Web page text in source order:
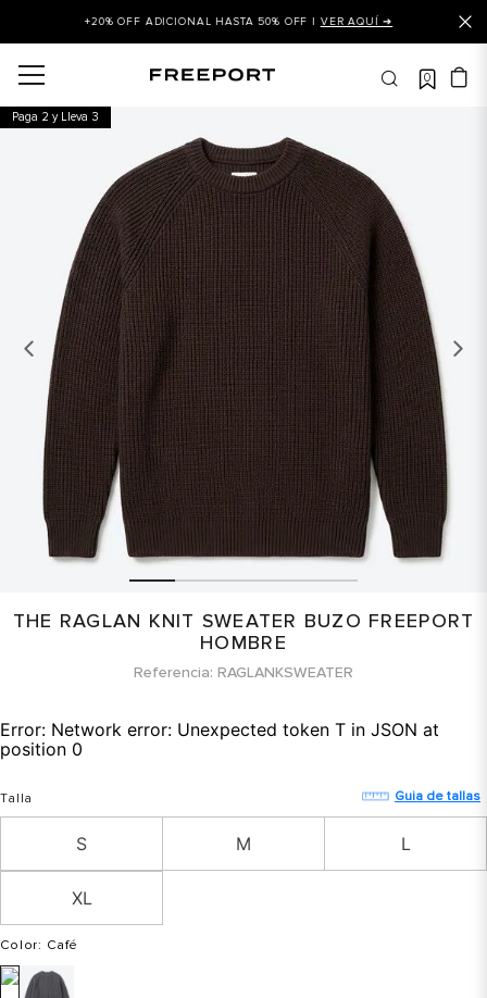
+20% OFF ADICIONAL HASTA 50% OFF | VER AQUÍ ➜
0
Paga 2 y Lleva 3
THE RAGLAN KNIT SWEATER BUZO FREEPORT
HOMBRE
Referencia RAGLANKSWEATER
Error: Network error: Unexpected token T in JSON at
position 0
Talla Guia de tallas
S M L
XL
Color: Café
balance
balance 327
klein
tommy hilfiger
balance 574
mujer